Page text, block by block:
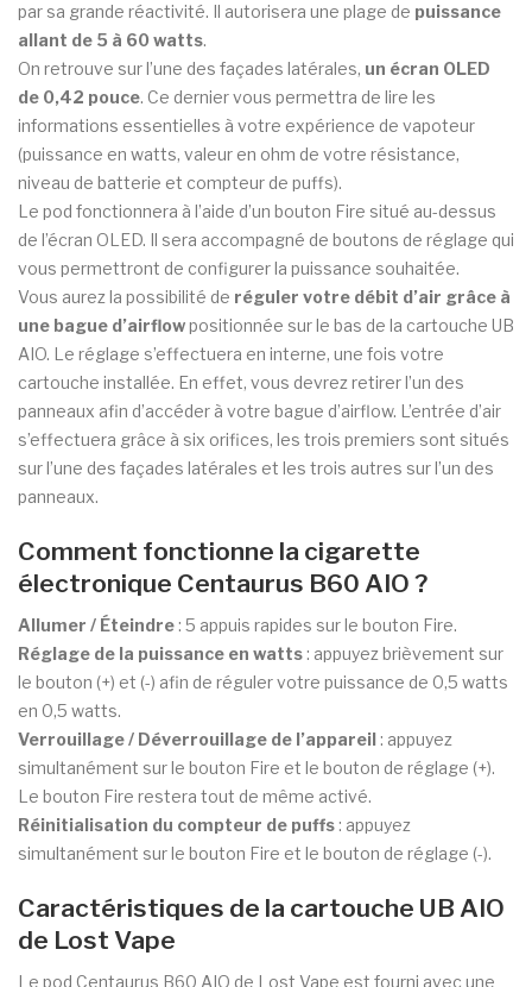
par sa grande réactivité. Il autorisera une plage de puissance
allant de 5 à 60 watts.
On retrouve sur l’une des façades latérales, un écran OLED
de 0,42 pouce. Ce dernier vous permettra de lire les
informations essentielles à votre expérience de vapoteur
(puissance en watts, valeur en ohm de votre résistance,
niveau de batterie et compteur de puffs).
Le pod fonctionnera à l’aide d’un bouton Fire situé au-dessus
de l’écran OLED. Il sera accompagné de boutons de réglage qui
vous permettront de configurer la puissance souhaitée.
Vous aurez la possibilité de réguler votre débit d’air grâce à
une bague d’airflowpositionnée sur le bas de la cartouche UB
AIO. Le réglage s’effectuera en interne, une fois votre
cartouche installée. En effet, vous devrez retirer l’un des
panneaux afin d’accéder à votre bague d’airflow. L’entrée d’air
s’effectuera grâce à six orifices, les trois premiers sont situés
sur l’une des façades latérales et les trois autres sur l’un des
panneaux.
Comment fonctionne la cigarette
électronique Centaurus B60 AIO ?
Allumer / Éteindre: 5 appuis rapides sur le bouton Fire.
Réglage de la puissance en watts: appuyez brièvement sur
le bouton (+) et (-) afin de réguler votre puissance de 0,5 watts
en 0,5 watts.
Verrouillage / Déverrouillage de l’appareil: appuyez
simultanément sur le bouton Fire et le bouton de réglage (+).
Le bouton Fire restera tout de même activé.
Réinitialisation du compteur de puffs: appuyez
simultanément sur le bouton Fire et le bouton de réglage (-).
Caractéristiques de la cartouche UB AIO
de Lost Vape
Le pod Centaurus B60 AIO de Lost Vape est fourni avec une